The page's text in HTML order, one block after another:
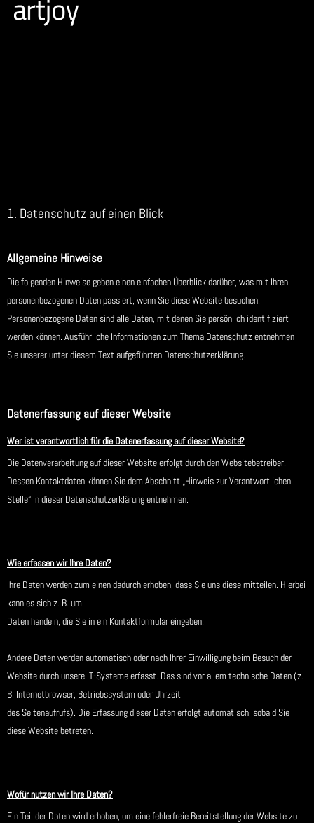
Zum
1. Datenschutz auf einen Blick
Allgemeine Hinweise
Die folgenden Hinweise geben einen einfachen Überblick darüber, was mit Ihren
personenbezogenen Daten passiert, wenn Sie diese Website besuchen.
Personenbezogene Daten sind alle Daten, mit denen Sie persönlich identifiziert
werden können. Ausführliche Informationen zum Thema Datenschutz entnehmen
Sie unserer unter diesem Text aufgeführten Datenschutzerklärung.
Datenerfassung auf dieser Website
Wer ist verantwortlich für die Datenerfassung auf dieser Website?
Die Datenverarbeitung auf dieser Website erfolgt durch den Websitebetreiber.
Dessen Kontaktdaten können Sie dem Abschnitt „Hinweis zur Verantwortlichen
Stelle“ in dieser Datenschutzerklärung entnehmen.
Wie erfassen wir Ihre Daten?
Ihre Daten werden zum einen dadurch erhoben, dass Sie uns diese mitteilen. Hierbei
kann es sich z. B. um
Daten handeln, die Sie in ein Kontaktformular eingeben.
Andere Daten werden automatisch oder nach Ihrer Einwilligung beim Besuch der
Website durch unsere IT-Systeme erfasst. Das sind vor allem technische Daten (z.
B. Internetbrowser, Betriebssystem oder Uhrzeit
des Seitenaufrufs). Die Erfassung dieser Daten erfolgt automatisch, sobald Sie
diese Website betreten.
Wofür nutzen wir Ihre Daten?
Ein Teil der Daten wird erhoben, um eine fehlerfreie Bereitstellung der Website zu